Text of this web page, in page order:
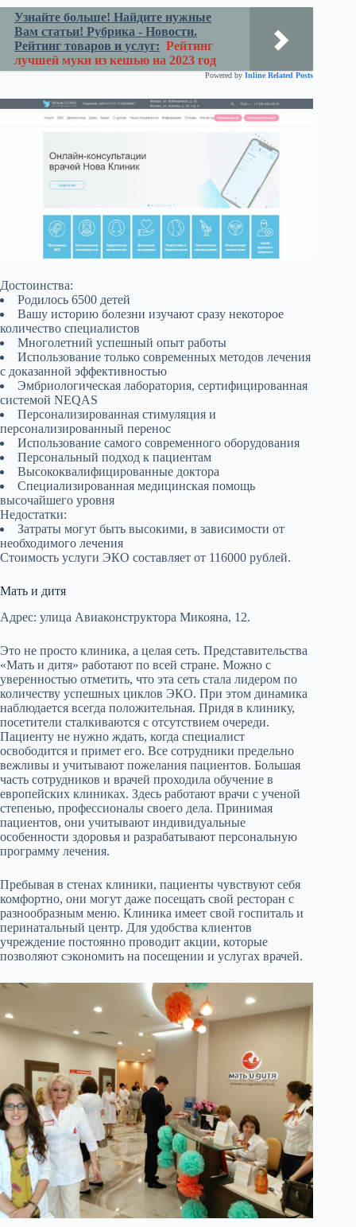
Узнайте больше! Найдите нужные
Вам статьи! Рубрика - Новости.
Рейтинг товаров и услуг: Рейтинг
лучшей муки из кешью на 2023 год
Powered by Inline Related Posts
Достоинства:
Родилось 6500 детей
Вашу историю болезни изучают сразу некоторое
количество специалистов
Многолетний успешный опыт работы
Использование только современных методов лечения
с доказанной эффективностью
Эмбриологическая лаборатория, сертифицированная
системой NEQAS
Персонализированная стимуляция и
персонализированный перенос
Использование самого современного оборудования
Персональный подход к пациентам
Высококвалифицированные доктора
Специализированная медицинская помощь
высочайшего уровня
Недостатки:
Затраты могут быть высокими, в зависимости от
необходимого лечения
Стоимость услуги ЭКО составляет от 116000 рублей.
Мать и дитя
Адрес: улица Авиаконструктора Микояна, 12.
Это не просто клиника, а целая сеть. Представительства
«Мать и дитя» работают по всей стране. Можно с
уверенностью отметить, что эта сеть стала лидером по
количеству успешных циклов ЭКО. При этом динамика
наблюдается всегда положительная. Придя в клинику,
посетители сталкиваются с отсутствием очереди.
Пациенту не нужно ждать, когда специалист
освободится и примет его. Все сотрудники предельно
вежливы и учитывают пожелания пациентов. Большая
часть сотрудников и врачей проходила обучение в
европейских клиниках. Здесь работают врачи с ученой
степенью, профессионалы своего дела. Принимая
пациентов, они учитывают индивидуальные
особенности здоровья и разрабатывают персональную
программу лечения.
Пребывая в стенах клиники, пациенты чувствуют себя
комфортно, они могут даже посещать свой ресторан с
разнообразным меню. Клиника имеет свой госпиталь и
перинатальный центр. Для удобства клиентов
учреждение постоянно проводит акции, которые
позволяют сэкономить на посещении и услугах врачей.